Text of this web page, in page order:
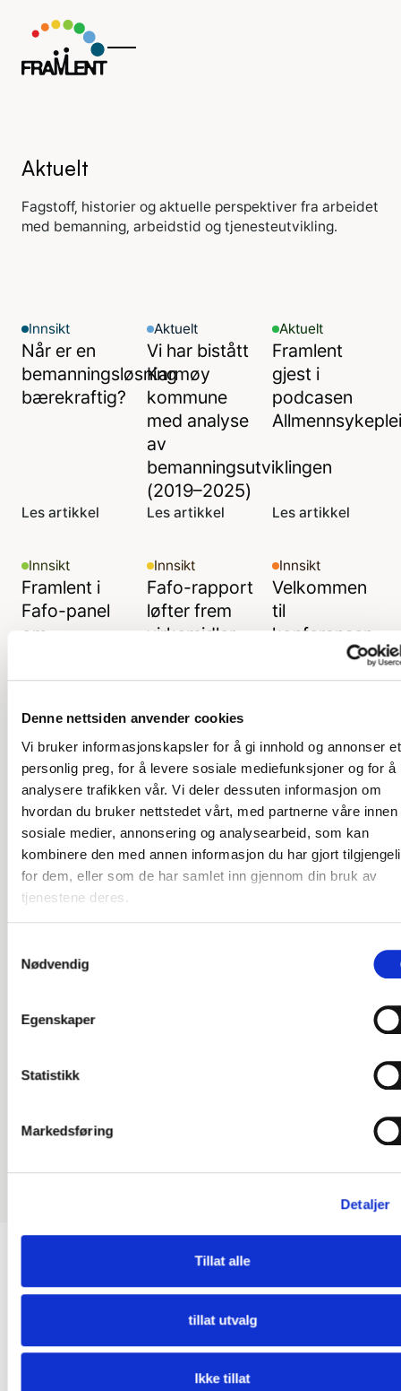
Denne nettsiden anvender cookies
Vi bruker informasjonskapsler for å gi innhold og annonser et
personlig preg, for å levere sosiale mediefunksjoner og for å
analysere trafikken vår. Vi deler dessuten informasjon om
hvordan du bruker nettstedet vårt, med partnerne våre innen
sosiale medier, annonsering og analysearbeid, som kan
kombinere den med annen informasjon du har gjort
for dem, eller som de har samlet inn gjennom din bruk av
tjenestene deres.
Nødvendig
Egenskaper
Statistikk
Markedsføring
Detaljer
Tillat alle
tillat utvalg
Ikke tillat
Aktuelt
Fagstoff, historier og aktuelle perspektiver fra arbeidet
med bemanning, arbeidstid og tjenesteutvikling.
Innsikt
Når er en
bemanningsløsning
bærekraftig?
Les artikkel
Aktuelt
Vi har bistått
Karmøy
kommune
med analyse
av
bemanningsutviklingen
(2019–2025)
Les artikkel
Aktuelt
Framlent
gjest i
podcasen
Les artikkel
Innsikt
Framlent i
Fafo-panel
om
og omstilling
Les artikkel
Innsikt
Fafo-rapport
løfter frem
virkemidler
vikarbruk
Les artikkel
Innsikt
Velkommen
til
konferansen
bærekraftige
Les artikkel
Fagstoff for deg som
jobber med bemanning og
arbeidstid
bemanningsløsninger i helse- og omsorgstjenestene.
Her finner du artikler og suksesshistorier om
praksis.
konferanser – med mål om å gjøre komplekse
Footer
FAGLIG
Arrangementer
FRAMLENT
Våre